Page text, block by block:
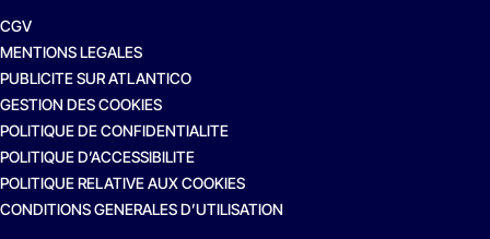
CGV
MENTIONS LEGALES
PUBLICITE SUR ATLANTICO
GESTION DES COOKIES
POLITIQUE DE CONFIDENTIALITE
POLITIQUE D’ACCESSIBILITE
POLITIQUE RELATIVE AUX COOKIES
CONDITIONS GENERALES D’UTILISATION